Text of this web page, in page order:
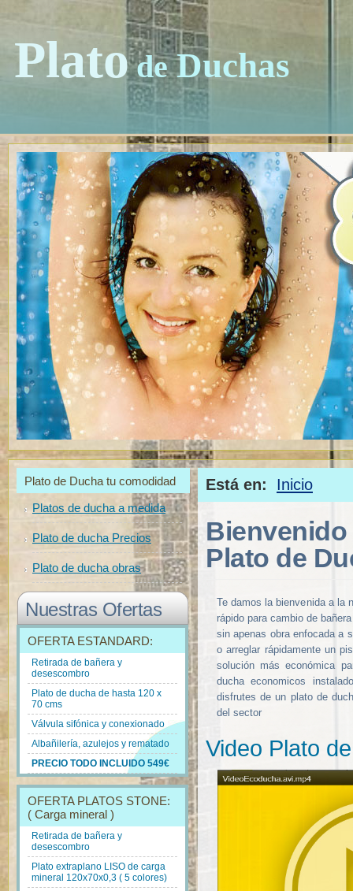
Plato deDuchas
Plato de Ducha tu comodidad
Platos de ducha a medida
Plato de ducha Precios
Plato de ducha obras
Nuestras Ofertas
OFERTA ESTANDARD:
Retirada de bañera y
desescombro
Plato de ducha de hasta 120 x
70 cms
Válvula sifónica y conexionado
Albañilería, azulejos y rematado
PRECIO TODO INCLUIDO 549€
OFERTA PLATOS STONE:
( Carga mineral )
Retirada de bañera y
desescombro
Plato extraplano LISO de carga
mineral 120x70x0,3 ( 5 colores)
Está en: Inicio
Bienvenido
Plato de
Te damos la bienvenida a
rápido para cambio de
sin apenas obra enfocada a
o arreglar rápidamente un
solución más económica
ducha economicos
disfrutes de un plato de
del sector
Video Plato